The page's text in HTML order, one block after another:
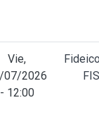
Vie,
07/2026
- 12:00